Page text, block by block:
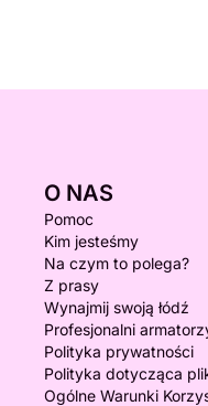
O NAS
Pomoc
Kim jesteśmy
Na czym to polega?
Z prasy
Wynajmij swoją łódź
Profesjonalni
Polityka prywatności
Polityka dotycząca
Ogólne Warunki